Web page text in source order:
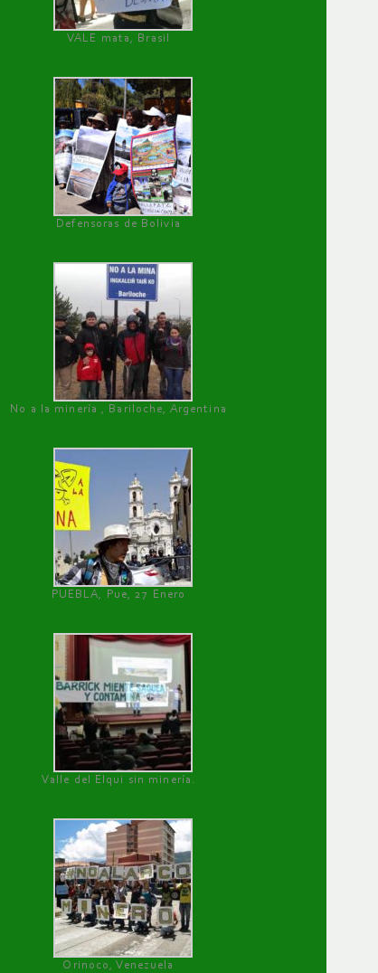
VALE mata, Brasil
Defensoras de Bolivia
No a la minería , Bariloche, Argentina
PUEBLA, Pue, 27 Enero
Valle del Elqui sin minería.
Orinoco, Venezuela